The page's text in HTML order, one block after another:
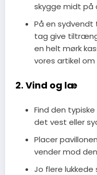
skygge midt på
På en sydvendt
tag give
en helt mørk
vores artikel
2. Vind og læ
Find den
det vest eller
Placer
vender mod
Jo flere lukkede